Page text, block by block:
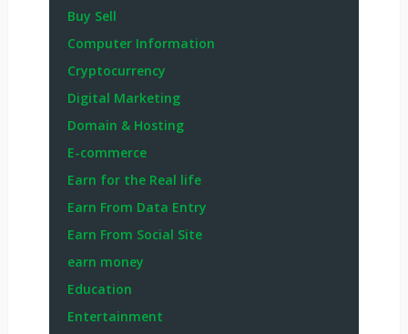
Buy Sell
Computer Information
Cryptocurrency
Digital Marketing
Domain & Hosting
E-commerce
Earn for the Real life
Earn From Data Entry
Earn From Social Site
earn money
Education
Entertainment